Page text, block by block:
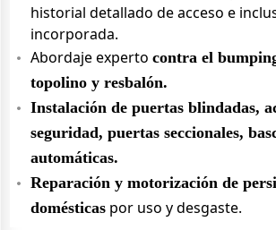
historial detallado de acceso e
incorporada.
Abordaje experto contra el
topolino y resbalón.
Instalación de puertas blindadas,
seguridad, puertas seccionales,
automáticas.
Reparación y motorización de
domésticas por uso y desgaste.